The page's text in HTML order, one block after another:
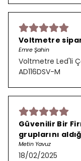
Voltmetre
Emre Şahin
Voltmetre Led'li
AD116DSV-M
Güvenilir Bir
gruplarını
Metin Yavuz
18/02/2025